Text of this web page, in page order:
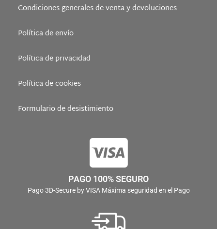
Condiciones generales de venta y devoluciones
Política de envío
Política de privacidad
Política de cookies
Formulario de desistimiento
PAGO 100% SEGURO
Pago 3D-Secure by VISA Máxima seguridad en el Pago